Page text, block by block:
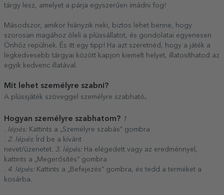
tárgy lesz, amelyet a párja egyszerűen imádni fog!
Másodszor, amikor hiányzik neki, biztos lehet benne, hogy
szorosan magához öleli a plüssállatot, és gondolatai egyenesen
Önhöz repülnek. És itt egy tipp! Ha azt szeretnéd, hogy a játék a
legkedvesebb tárgyai között kapjon kiemelt helyet, illatosíthatod az
egyik kedvenc illatával.
Mit lehet személyre szabni?
A plüssjáték szöveggel személyre szabható.
Hogyan személyre szabhatom? 1
. lépés: Kattints a „Személyre szabás” gombra
. 2. lépés: Írd be a kívánt
nevet/üzenetet. 3. lépés: Ha elégedett vagy az eredménnyel,
kattints a „Megerősítés” gombra
. 4. lépés: Kattints a „Befejezés” gombra, és tedd a terméket a
kosárba.